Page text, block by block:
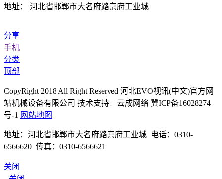
地址： 河北省邯郸市大名府路京府工业城
分享
手机
分类
顶部
CopyRight 2018 All Right Reserved 河北EVO视讯(中文)官方网
站机械设备有限公司 技术支持：云成网络 冀ICP备16028274
号-1 网站地图
地址：河北省邯郸市大名府路京府工业城 电话：0310-
6566620 传真：0310-6566621
关闭